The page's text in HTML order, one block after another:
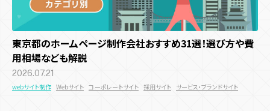
機能
多言語化機能 CMS機能
予約機能
すべての記事
キャンペーン目的別
すべての記事
東京都のホームページ制作会社おすすめ31選！選び方や費
用相場なども解説
2026.07.21
webサイト制作 Webサイト コーポレートサイト 採用サイト サービス・ブランドサイト